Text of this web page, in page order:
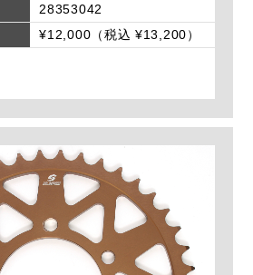
28353042
¥12,000（税込 ¥13,200）